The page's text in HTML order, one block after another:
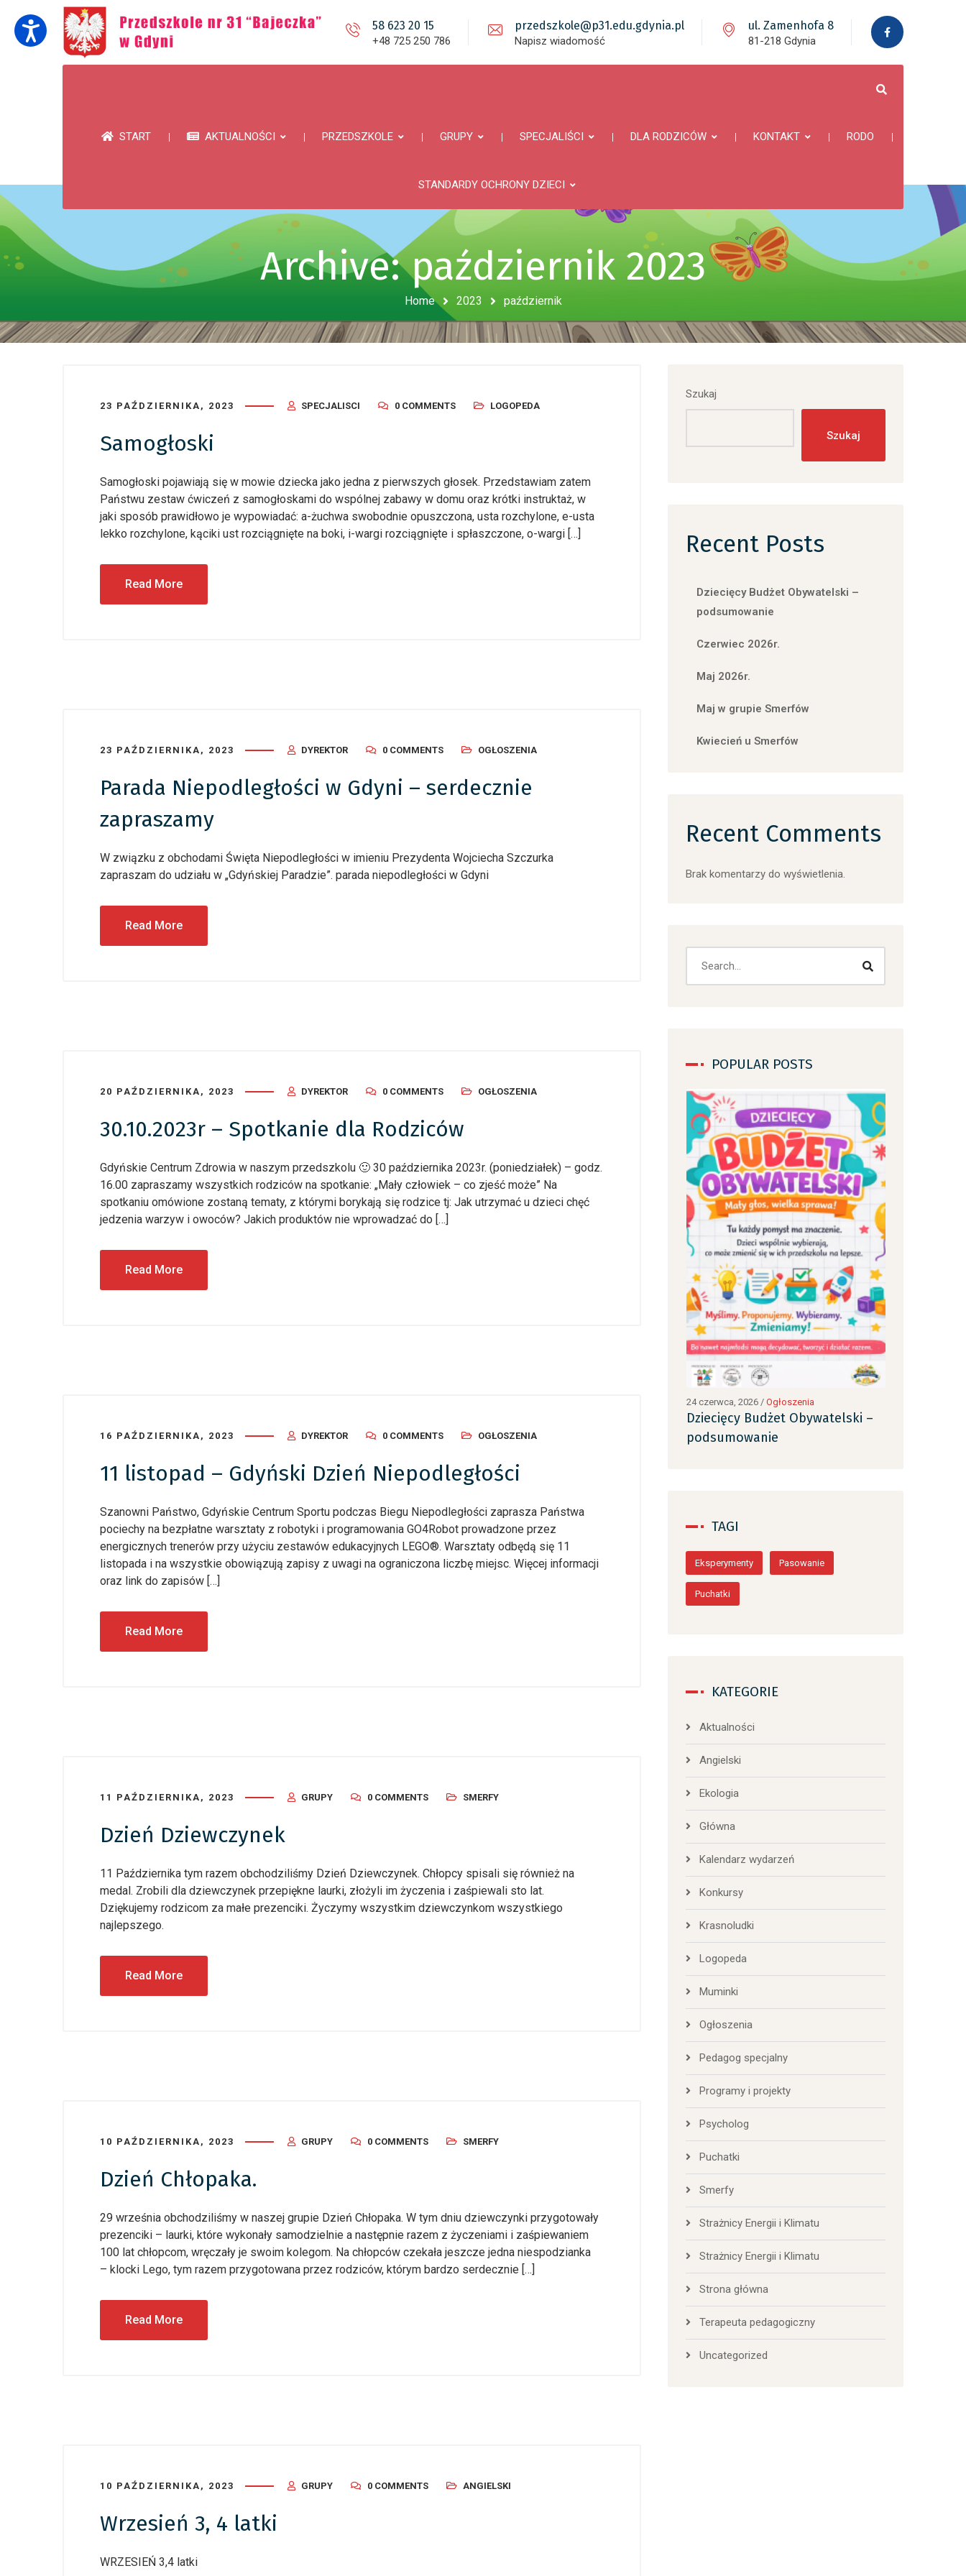
58 623 20 15
+48 725 250 786
przedszkole@p31.edu.gdynia.pl
Napisz wiadomość
ul. Zamenhofa 8
81-218 Gdynia
START AKTUALNOŚCI PRZEDSZKOLE GRUPY SPECJALIŚCI DLA RODZICÓW KONTAKT RODO
STANDARDY OCHRONY DZIECI
Archive: październik 2023
Home 2023 październik
23 PAŹDZIERNIKA, 2023 SPECJALISCI 0 COMMENTS LOGOPEDA
Samogłoski
Samogłoski pojawiają się w mowie dziecka jako jedna z pierwszych głosek. Przedstawiam zatem
Państwu zestaw ćwiczeń z samogłoskami do wspólnej zabawy w domu oraz krótki instruktaż, w
jaki sposób prawidłowo je wypowiadać: a-żuchwa swobodnie opuszczona, usta rozchylone, e-usta
lekko rozchylone, kąciki ust rozciągnięte na boki, i-wargi rozciągnięte i spłaszczone, o-wargi […]
Read More
23 PAŹDZIERNIKA, 2023 DYREKTOR 0 COMMENTS OGŁOSZENIA
Parada Niepodległości w Gdyni – serdecznie
zapraszamy
W związku z obchodami Święta Niepodległości w imieniu Prezydenta Wojciecha Szczurka
zapraszam do udziału w „Gdyńskiej Paradzie”. parada niepodległości w Gdyni
Read More
20 PAŹDZIERNIKA, 2023 DYREKTOR 0 COMMENTS OGŁOSZENIA
30.10.2023r – Spotkanie dla Rodziców
Gdyńskie Centrum Zdrowia w naszym przedszkolu 🙂 30 października 2023r. (poniedziałek) – godz.
16.00 zapraszamy wszystkich rodziców na spotkanie: „Mały człowiek – co zjeść może” Na
spotkaniu omówione zostaną tematy, z którymi borykają się rodzice tj: Jak utrzymać u dzieci chęć
jedzenia warzyw i owoców? Jakich produktów nie wprowadzać do […]
Read More
16 PAŹDZIERNIKA, 2023 DYREKTOR 0 COMMENTS OGŁOSZENIA
11 listopad – Gdyński Dzień Niepodległości
Szanowni Państwo, Gdyńskie Centrum Sportu podczas Biegu Niepodległości zaprasza Państwa
pociechy na bezpłatne warsztaty z robotyki i programowania GO4Robot prowadzone przez
energicznych trenerów przy użyciu zestawów edukacyjnych LEGO®. Warsztaty odbędą się 11
listopada i na wszystkie obowiązują zapisy z uwagi na ograniczona liczbę miejsc. Więcej informacji
oraz link do zapisów […]
Read More
11 PAŹDZIERNIKA, 2023 GRUPY 0 COMMENTS SMERFY
Dzień Dziewczynek
11 Października tym razem obchodziliśmy Dzień Dziewczynek. Chłopcy spisali się również na
medal. Zrobili dla dziewczynek przepiękne laurki, złożyli im życzenia i zaśpiewali sto lat.
Dziękujemy rodzicom za małe prezenciki. Życzymy wszystkim dziewczynkom wszystkiego
najlepszego.
Read More
10 PAŹDZIERNIKA, 2023 GRUPY 0 COMMENTS SMERFY
Dzień Chłopaka.
29 września obchodziliśmy w naszej grupie Dzień Chłopaka. W tym dniu dziewczynki przygotowały
prezenciki – laurki, które wykonały samodzielnie a następnie razem z życzeniami i zaśpiewaniem
100 lat chłopcom, wręczały je swoim kolegom. Na chłopców czekała jeszcze jedna niespodzianka
– klocki Lego, tym razem przygotowana przez rodziców, którym bardzo serdecznie […]
Read More
10 PAŹDZIERNIKA, 2023 GRUPY 0 COMMENTS ANGIELSKI
Wrzesień 3, 4 latki
WRZESIEŃ 3,4 latki
Szukaj
Szukaj
Recent Posts
Dziecięcy Budżet Obywatelski –
podsumowanie
Czerwiec 2026r.
Maj 2026r.
Maj w grupie Smerfów
Kwiecień u Smerfów
Recent Comments
Brak komentarzy do wyświetlenia.
POPULAR POSTS
podsumowanie
podsumowanie
24 czerwca, 2026/ Ogłoszenia
Dziecięcy Budżet Obywatelski –
podsumowanie
TAGI
Eksperymenty Pasowanie
Puchatki
KATEGORIE
Aktualności
Angielski
Ekologia
Główna
Kalendarz wydarzeń
Konkursy
Krasnoludki
Logopeda
Muminki
Ogłoszenia
Pedagog specjalny
Programy i projekty
Psycholog
Puchatki
Smerfy
Strażnicy Energii i Klimatu
Strażnicy Energii i Klimatu
Strona główna
Terapeuta pedagogiczny
Uncategorized